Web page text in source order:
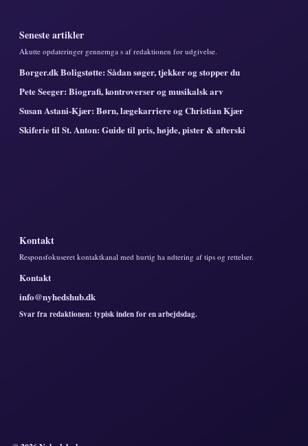
Seneste artikler
Akutte opdateringer gennemga s af redaktionen for udgivelse.
Borger.dk Boligstøtte: Sådan søger, tjekker og stopper du
Pete Seeger: Biografi, kontroverser og musikalsk arv
Susan Astani-Kjær: Børn, lægekarriere og Christian Kjær
Skiferie til St. Anton: Guide til pris, højde, pister & afterski
Kontakt
Responsfokuseret kontaktkanal med hurtig ha ndtering af tips og rettelser.
Kontakt
info@nyhedshub.dk
Svar fra redaktionen: typisk inden for en arbejdsdag.